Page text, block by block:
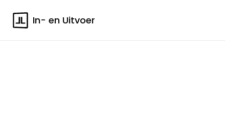
In- en Uitvoer